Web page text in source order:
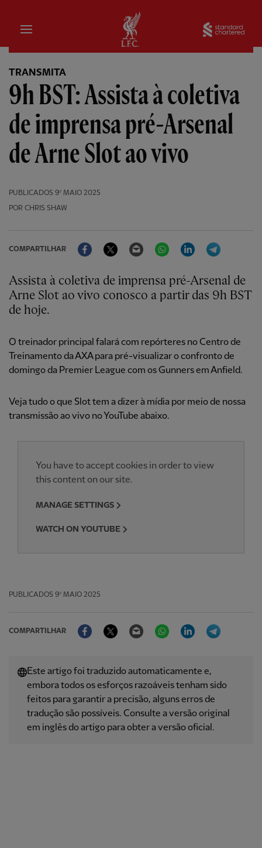
Inicial
TRANSMITA
9h BST: Assista à coletiva
de imprensa pré-Arsenal
de Arne Slot ao vivo
PUBLICADOS 9º MAIO 2025
POR CHRIS SHAW
COMPARTILHAR
FacebookTwitter Email WhatsAppLinkedIn
Assista à coletiva de imprensa pré-Arsenal de
Arne Slot ao vivo conosco a partir das 9h BST
de hoje.
O treinador principal falará com repórteres no Centro de
Treinamento da AXA para pré-visualizar o confronto de
domingo da Premier League com os Gunners em Anfield.
Veja tudo o que Slot tem a dizer à mídia por meio de nossa
transmissão ao vivo no YouTube abaixo.
You have to accept cookies in order to view
this content on our site.
MANAGE SETTINGS
WATCH ON YOUTUBE
PUBLICADOS 9º MAIO 2025
COMPARTILHAR
FacebookTwitter Email WhatsAppLinkedIn
Este artigo foi traduzido automaticamente e,
embora todos os esforços razoáveis ​​tenham sido
feitos para garantir a precisão, alguns erros de
tradução são possíveis. Consulte a versão original
em inglês do artigo para obter a versão oficial.